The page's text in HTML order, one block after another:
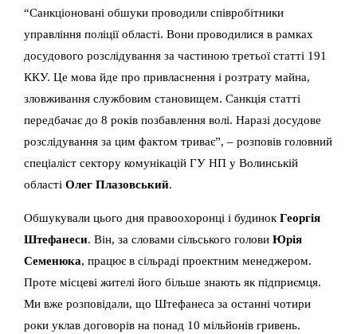
“Санкціоновані обшуки проводили співробітники
управління поліції області. Вони проводилися в рамках
досудового розслідування за частиною третьої статті 191
ККУ. Це мова йде про привласнення і розтрату майна,
зловживання службовим становищем. Санкція статті
передбачає до 8 років позбавлення волі. Наразі досудове
розслідування за цим фактом триває”, – розповів головний
спеціаліст сектору комунікацій ГУ НП у Волинській
області Олег Плазовський.
Обшукували цього дня правоохоронці і будинок Георгія
Штефанеси. Він, за словами сільського голови Юрія
Семенюка, працює в сільраді проектним менеджером.
Проте місцеві жителі його більше знають як підприємця.
Ми вже розповідали, що Штефанеса за останні чотири
роки уклав договорів на понад 10 мільйонів гривень.